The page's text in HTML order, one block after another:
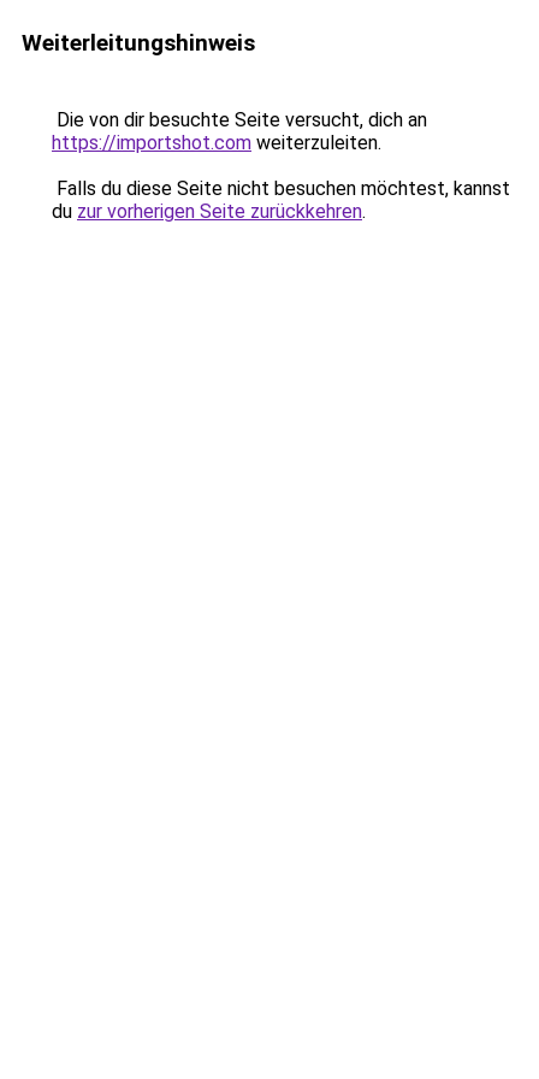
Weiterleitungshinweis
Die von dir besuchte Seite versucht, dich an
https://importshot.com weiterzuleiten.
Falls du diese Seite nicht besuchen möchtest, kannst
du zur vorherigen Seite zurückkehren.